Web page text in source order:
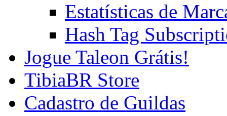
Estatísticas de
Hash Tag
Jogue Taleon Grátis!
TibiaBR Store
Cadastro de Guildas